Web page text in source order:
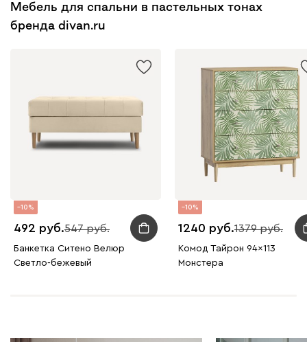
Мебель для спальни в пастельных тонах
бренда divan.ru
10
492 547
Банкетка Ситено Велюр
Светло-бежевый
10
1240 1379
Комод Тайрон 94x113
Монстера ​